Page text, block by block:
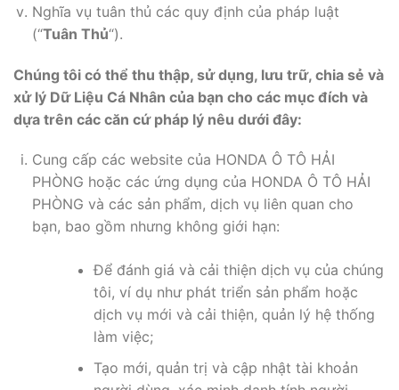
Nghĩa vụ tuân thủ các quy định của pháp luật
(“Tuân Thủ“).
Chúng tôi có thể thu thập, sử dụng, lưu trữ, chia sẻ và
xử lý Dữ Liệu Cá Nhân của bạn cho các mục đích và
dựa trên các căn cứ pháp lý nêu dưới đây:
Cung cấp các website của HONDA Ô TÔ HẢI
PHÒNG hoặc các ứng dụng của HONDA Ô TÔ HẢI
PHÒNG và các sản phẩm, dịch vụ liên quan cho
bạn, bao gồm nhưng không giới hạn:
Để đánh giá và cải thiện dịch vụ của chúng
tôi, ví dụ như phát triển sản phẩm hoặc
dịch vụ mới và cải thiện, quản lý hệ thống
làm việc;
Tạo mới, quản trị và cập nhật tài khoản